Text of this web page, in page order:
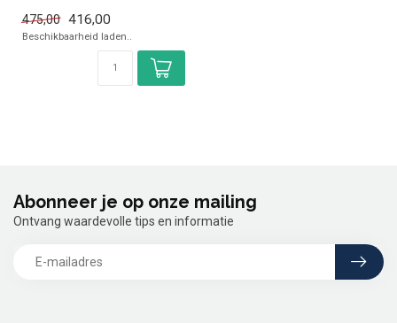
475,00 416,00
Beschikbaarheid laden..
Abonneer je op onze mailing
Ontvang waardevolle tips en informatie